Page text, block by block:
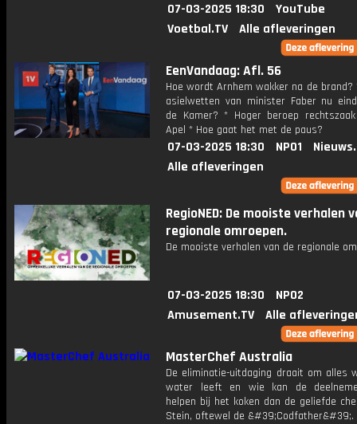
07-03-2025 18:30
YouTube
Voetbal.TV
Alle afleveringen
EenVandaag: Afl. 56
Hoe wordt Arnhem wakker na de brand?
asielwetten van minister Faber nu
de Kamer? * Hoger beroep
Apel * Hoe gaat het met de paus?
07-03-2025 18:30 NPO1
Alle afleveringen
RegioNED: De mooiste verhalen
regionale omroepen.
De mooiste verhalen van de regionale
07-03-2025 18:30
NPO2
Amusement.TV
Alle
MasterChef Australia
De eliminatie-uitdaging draait om alles
water leeft en wie kan de
helpen bij het koken dan de geliefde
Stein, oftewel de &#39;Codfather&#39;.